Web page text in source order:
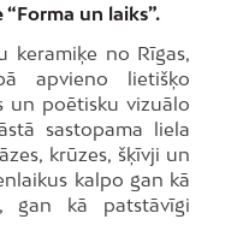
un laiks”.
keramiķe no Rīgas,
apvieno lietišķo
un poētisku vizuālo
sastopama liela
krūzes, šķīvji un
kalpo gan kā
gan kā patstāvīgi